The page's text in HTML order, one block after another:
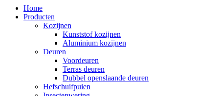
Home
Producten
Kozijnen
Kunststof kozijnen
Aluminium kozijnen
Deuren
Voordeuren
Terras deuren
Dubbel openslaande deuren
Hefschuifpuien